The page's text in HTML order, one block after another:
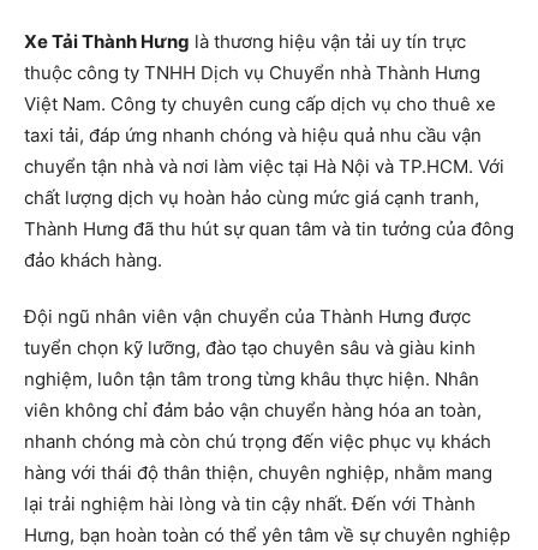
Xe Tải Thành Hưng là thương hiệu vận tải uy tín trực
thuộc công ty TNHH Dịch vụ Chuyển nhà Thành Hưng
Việt Nam. Công ty chuyên cung cấp dịch vụ cho thuê xe
taxi tải, đáp ứng nhanh chóng và hiệu quả nhu cầu vận
chuyển tận nhà và nơi làm việc tại Hà Nội và TP.HCM. Với
chất lượng dịch vụ hoàn hảo cùng mức giá cạnh tranh,
Thành Hưng đã thu hút sự quan tâm và tin tưởng của đông
đảo khách hàng.
Đội ngũ nhân viên vận chuyển của Thành Hưng được
tuyển chọn kỹ lưỡng, đào tạo chuyên sâu và giàu kinh
nghiệm, luôn tận tâm trong từng khâu thực hiện. Nhân
viên không chỉ đảm bảo vận chuyển hàng hóa an toàn,
nhanh chóng mà còn chú trọng đến việc phục vụ khách
hàng với thái độ thân thiện, chuyên nghiệp, nhằm mang
lại trải nghiệm hài lòng và tin cậy nhất. Đến với Thành
Hưng, bạn hoàn toàn có thể yên tâm về sự chuyên nghiệp